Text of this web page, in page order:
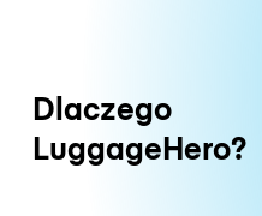
Dlaczego
LuggageHero?